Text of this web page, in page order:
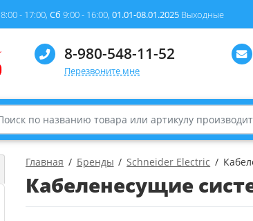
8:00 - 17:00, Сб 9:00 - 16:00, 01.01-08.01.2025 Выходные
8-980-548-11-52
Перезвоните мне
Главная Бренды Schneider Electric
Кабеленесущие